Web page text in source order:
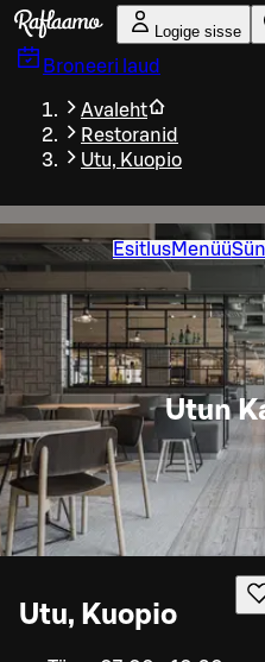
Liigu peamise sisu juurde
Logige sisse
Broneeri laud
Avaleht
Restoranid
Utu, Kuopio
EsitlusMenüü
Utun
Utu, Kuopio